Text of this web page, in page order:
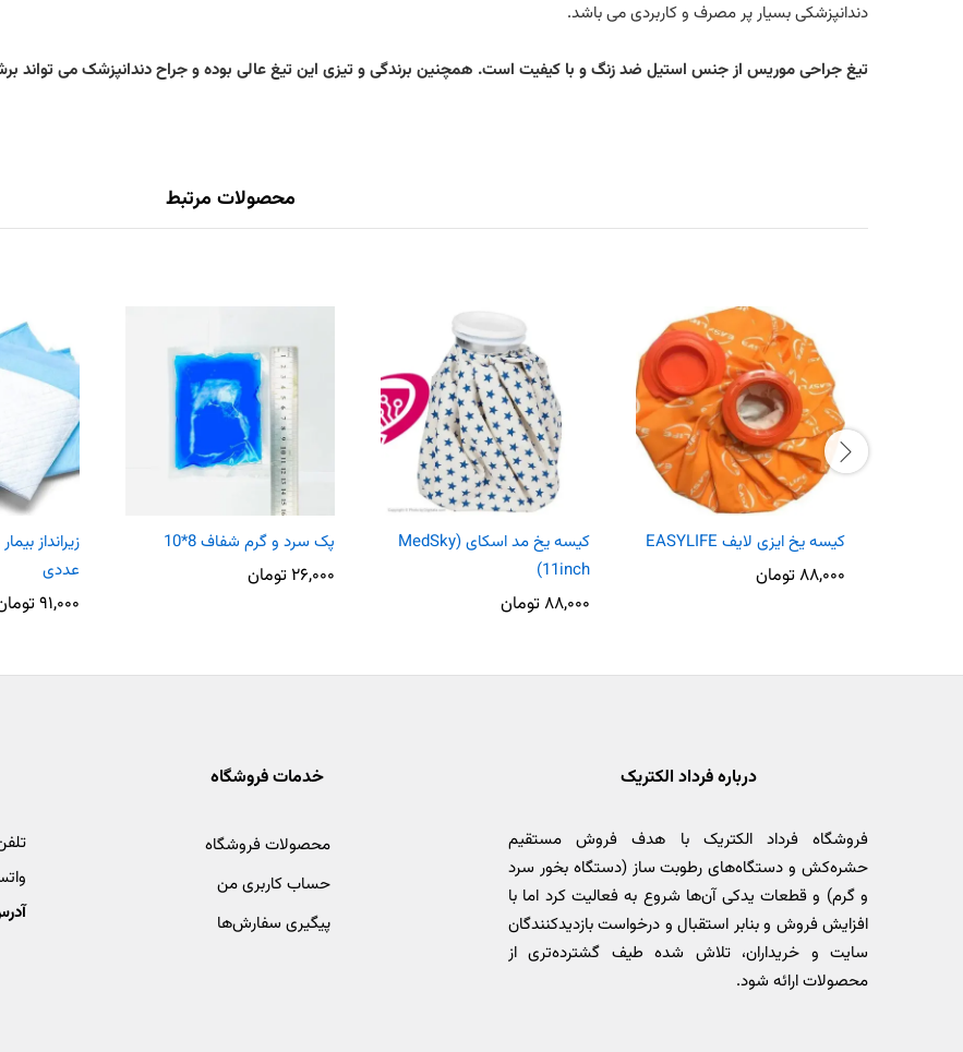
دندانپزشکی بسیار پر مصرف و کاربردی می باشد.
تیغ جراحی موریس از جنس استیل ضد زنگ و با کیفیت است. همچنین برندگی و تیزی این تیغ عالی بوده و جراح دندانپزشک می تواند
محصولات مرتبط
کیسه یخ ایزی لایف EASYLIFE
۸۸,۰۰۰تومان
کیسه یخ مد اسکای (MedSky
(11inch
۸۸,۰۰۰تومان
پک سرد و گرم شفاف 8*10
۲۶,۰۰۰ تومان
عددی
۹۱,۰۰۰
درباره فرداد الکتریک
فروشگاه فرداد الکتریک با هدف فروش مستقیم
حشره‌کش و دستگاه‌های رطوبت ساز (دستگاه بخور سرد
و گرم) و قطعات یدکی آن‌ها شروع به فعالیت کرد اما با
افزایش فروش و بنابر استقبال و درخواست بازدیدکنندگان
سایت و خریداران، تلاش شده طیف گشترده‌تری از
محصولات ارائه شود.
خدمات فروشگاه
محصولات فروشگاه
حساب کاربری من
پیگیری سفارش‌ها